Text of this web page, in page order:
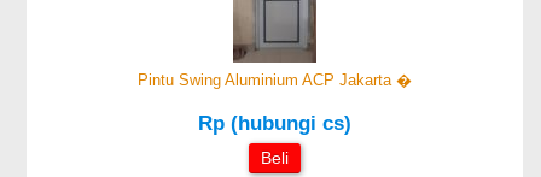
Pintu Swing Aluminium ACP Jakarta �
Rp (hubungi cs)
Beli